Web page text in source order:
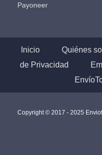
Payoneer
Inicio Quiénes
de Privacidad
Copyright © 2017 - 2025